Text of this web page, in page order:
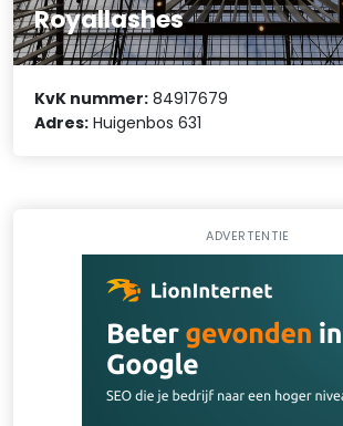
Royallashes
KvK nummer: 84917679
Adres: Huigenbos 631
ADVERTENTIE